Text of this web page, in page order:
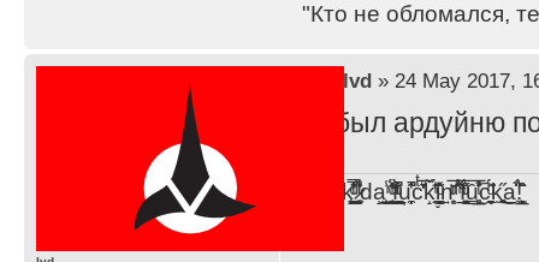
"Кто не обломался,
lvd» 24 May 2017,
Забыл ардуйню
F̞͖̭̿̔ͯu̐̅cͬ̑ͩk̨̤̳͇̮̭̪̠̽̿̓̆ͭͩ ̷̩̰͎̩͓̘̾̀ͬ̊ͭ͛ͅda̝̺͙̬͎̝̾͟ ̰̜̝̯͉̯̖̓̎́ͨ̽ͫ͟f̟͇̭̀ͬͨͭ̐̚u̹̼̹̗̞͑̔͂͐̚cͭ̅̊̆̒̆ǩ̝̩̯́ͥ̔̍̑ḭ͓͍̳̬ͦ̽͂n͍͎͈̈̅ͩͬ ̊ͫ̂̾̑̈́f̲͚͉͓͗̋́ͧͦ̅ȗ͇̲̻͈̲̅̎͗͒ͭ͡c̬̟̠̹̯̈́ͩ͘ͅk̫̠̻̋͜a̲͒̾̇!͙͕̺͉̗̩̲̂̏̄̀